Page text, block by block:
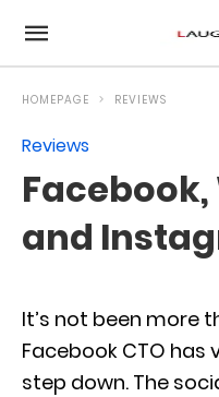
HOMEPAGE REVIEWS
Reviews
and
It’s not been more
Facebook CTO
step down. The